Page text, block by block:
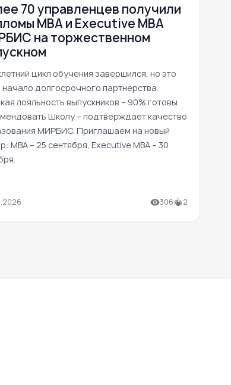
70 управленцев получили
MBA и Executive MBA
на торжественном
цикл обучения завершился, но это
долгосрочного партнерства.
лояльность выпускников – 90% готовы
Школу – подтверждает качество
МИРБИС. Приглашаем на новый
MBA – 25 сентября, Executive MBA – 30
306 2